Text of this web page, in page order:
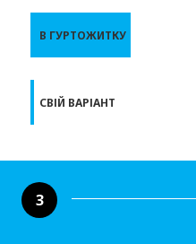
В ГУРТОЖИТКУ
СВІЙ ВАРІАНТ
3